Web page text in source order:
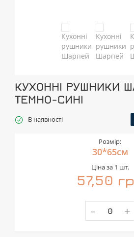
КУХОННІ РУШНИКИ
ТЕМНО-СИНІ
В наявності
Розмір:
30*65см
Ціна за 1 шт.
57,50
- +